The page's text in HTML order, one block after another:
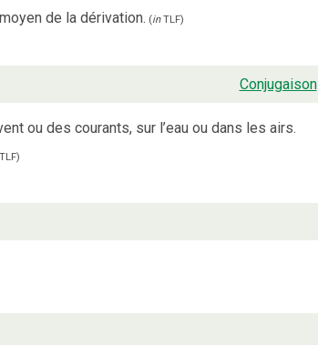
de la dérivation. (inTLF)
Conjugaison
ou des courants, sur l’eau ou dans les airs.
)